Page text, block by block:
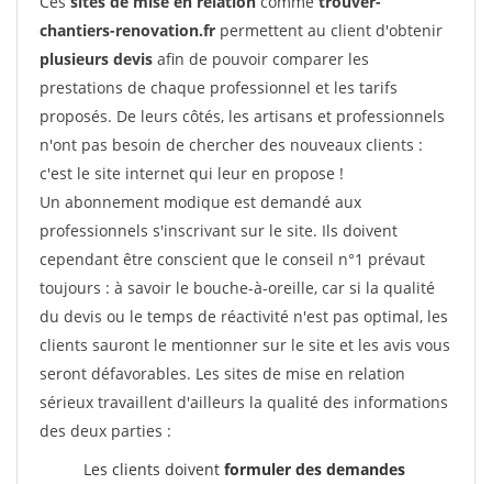
chantiers-renovation.fr permettent au client d'obtenir
plusieurs devis afin de pouvoir comparer les
prestations de chaque professionnel et les tarifs
proposés. De leurs côtés, les artisans et professionnels
n'ont pas besoin de chercher des nouveaux clients :
c'est le site internet qui leur en propose !
Un abonnement modique est demandé aux
professionnels s'inscrivant sur le site. Ils doivent
cependant être conscient que le conseil n°1 prévaut
toujours : à savoir le bouche-à-oreille, car si la qualité
du devis ou le temps de réactivité n'est pas optimal, les
clients sauront le mentionner sur le site et les avis vous
seront défavorables. Les sites de mise en relation
sérieux travaillent d'ailleurs la qualité des informations
des deux parties :
Les clients doivent formuler des demandes